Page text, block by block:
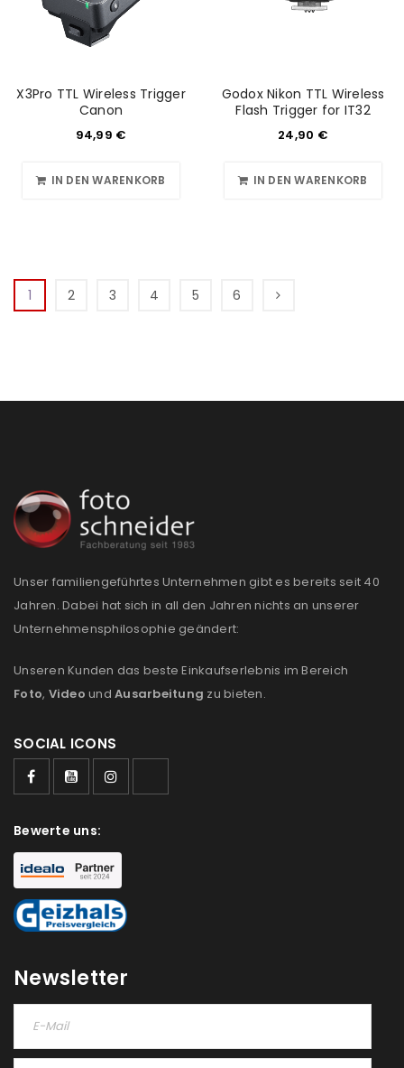
X3Pro TTL Wireless Trigger
Canon
94,99 €
IN DEN WARENKORB
Godox Nikon TTL Wireless
Flash Trigger for IT32
24,90 €
IN DEN WARENKORB
1 2 3 4 5 6
Unser familiengeführtes Unternehmen gibt es bereits seit 40
Jahren. Dabei hat sich in all den Jahren nichts an unserer
Unternehmensphilosophie geändert:
Unseren Kunden das beste Einkaufserlebnis im Bereich
Foto, Video und Ausarbeitung zu bieten.
SOCIAL ICONS
Bewerte uns:
Newsletter